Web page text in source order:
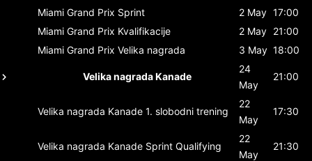
Miami Grand Prix Sprint 2 May 17:00
Miami Grand Prix Kvalifikacije 2 May 21:00
Miami Grand Prix Velika nagrada 3 May 18:00
Velika nagrada Kanade
24
May
21:00
Velika nagrada Kanade 1. slobodni trening
22
May
17:30
Velika nagrada Kanade Sprint Qualifying
22
May
21:30